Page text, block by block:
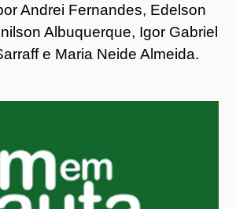
Andrei Fernandes, Edelson
Albuquerque, Igor Gabriel
e Maria Neide Almeida.